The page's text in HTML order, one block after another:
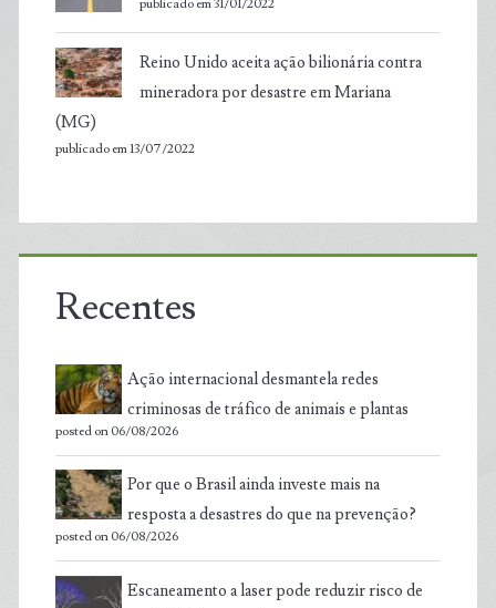
publicado em 31/01/2022
Reino Unido aceita ação bilionária contra
mineradora por desastre em Mariana
(MG)
publicado em 13/07/2022
Recentes
Ação internacional desmantela redes
criminosas de tráfico de animais e plantas
posted on 06/08/2026
Por que o Brasil ainda investe mais na
resposta a desastres do que na prevenção?
posted on 06/08/2026
Escaneamento a laser pode reduzir risco de